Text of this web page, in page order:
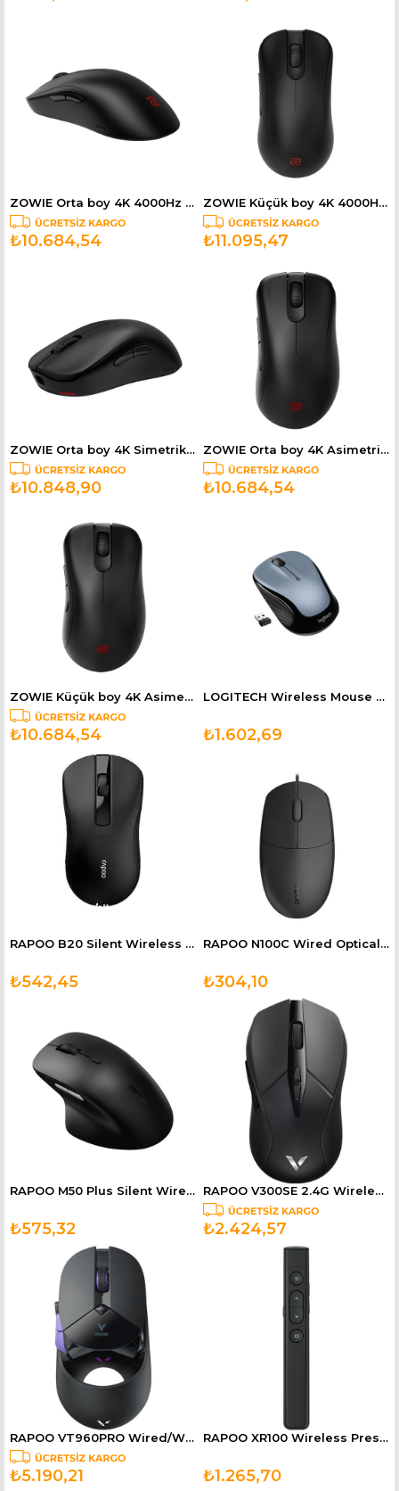
ZOWIE Orta boy 4K 4000Hz Simetrik Kablosuz E-spor Oyuncu Mouse FK2-DW
₺10.684,54
ZOWIE Küçük boy 4K 4000Hz Simetrik Kablosuz E-spor Oyuncu Mouse ZA13-DW
₺11.095,47
ZOWIE Orta boy 4K Simetrik Kablosuz E-spor Oyuncu Mouse U2-DW
₺10.848,90
ZOWIE Orta boy 4K Asimetrik Sağ Kablosuz E-spor Oyuncu Mouse EC2-DW
₺10.684,54
ZOWIE Küçük boy 4K Asimetrik Sağ Kablosuz E-spor Oyuncu Mouse EC3-DW
₺10.684,54
LOGITECH Wireless Mouse M325s 2.4 GHz - Gri 910-006813
₺1.602,69
RAPOO B20 Silent Wireless Optical Mouse Silent 12173
₺542,45
RAPOO N100C Wired Optical Mouse Black 12345
₺304,10
RAPOO M50 Plus Silent Wireless Optik Mouse Siyah 12237
₺575,32
RAPOO V300SE 2.4G Wireless/Wired Dual-Mode E-Sports Gaming Mouse 73g 12401
₺2.424,57
RAPOO VT960PRO Wired/Wireless Gaming Mouse Black 12125
₺5.190,21
RAPOO XR100 Wireless Presenter Black 12347
₺1.265,70